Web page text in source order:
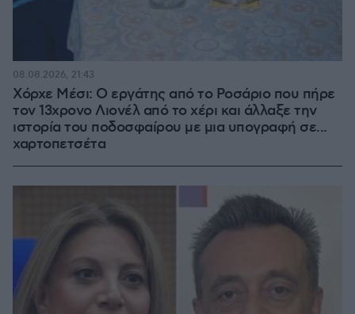
Χόρχε Μέσι: Ο εργάτης από το Ροσάριο που πήρε
τον 13χρονο Λιονέλ από το χέρι και άλλαξε την
ιστορία του ποδοσφαίρου με μια υπογραφή σε...
χαρτοπετσέτα
08.08.2026, 21:43